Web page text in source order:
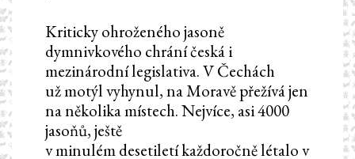
Kriticky ohroženého jasoně
dymnivkového chrání česká i
mezinárodní legislativa. V Čechách
už motýl vyhynul, na Moravě přežívá jen
na několika místech. Nejvíce, asi 4000
jasoňů, ještě
v minulém desetiletí každoročně létalo v